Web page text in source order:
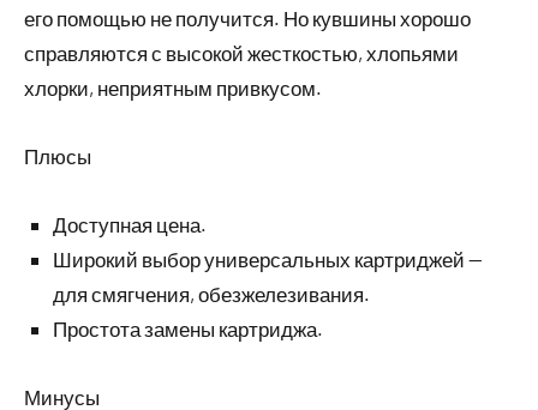
его помощью не получится. Но кувшины хорошо
справляются с высокой жесткостью, хлопьями
хлорки, неприятным привкусом.
Плюсы
Доступная цена.
Широкий выбор универсальных картриджей —
для смягчения, обезжелезивания.
Простота замены картриджа.
Минусы